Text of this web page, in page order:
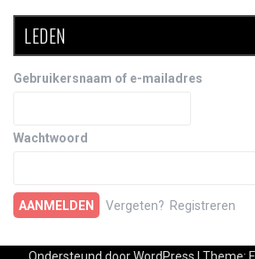
LEDEN
Gebruikersnaam of e-mailadres
Wachtwoord
Vergeten? Registreren